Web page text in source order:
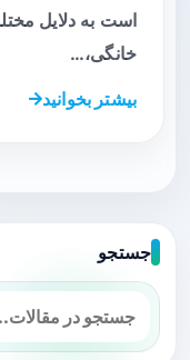
است به دلایل
خانگی،…
بیشتر بخوانید
جستجو